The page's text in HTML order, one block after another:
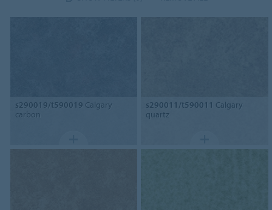
s290019/t590019 Calgary
carbon
s290011/t590011 Calgary
quartz